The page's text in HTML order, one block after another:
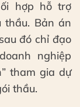
hợp hỗ trợ
thầu. Bản án
đó chỉ đạo
nghiệp
tham gia dự
thầu.